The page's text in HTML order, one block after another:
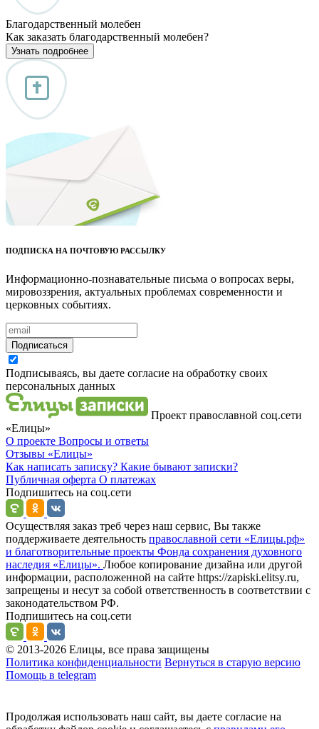
Благодарственный молебен
Как заказать благодарственный молебен?
Узнать подробнее
ПОДПИСКА НА ПОЧТОВУЮ РАССЫЛКУ
Информационно-познавательные письма о вопросах веры,
мировоззрения, актуальных проблемах современности и
церковных событиях.
Подписаться
Подписываясь, вы даете согласие на обработку своих
персональных данных
Проект православной соц.сети
«Елицы»
О проекте Вопросы и ответы
Отзывы «Елицы»
Как написать записку? Какие бывают записки?
Публичная оферта О платежах
Подпишитесь на соц.сети
Осуществляя заказ треб через наш сервис, Вы также
поддерживаете деятельность православной сети «Елицы.рф»
и благотворительные проекты Фонда сохранения духовного
наследия «Елицы». Любое копирование дизайна или другой
информации, расположенной на сайте https://zapiski.elitsy.ru,
запрещены и несут за собой ответственность в соответствии с
законодательством РФ.
Подпишитесь на соц.сети
© 2013-2026 Елицы, все права защищены
Политика конфиденциальности Вернуться в старую версию
Помощь в telegram
Продолжая использовать наш сайт, вы даете согласие на